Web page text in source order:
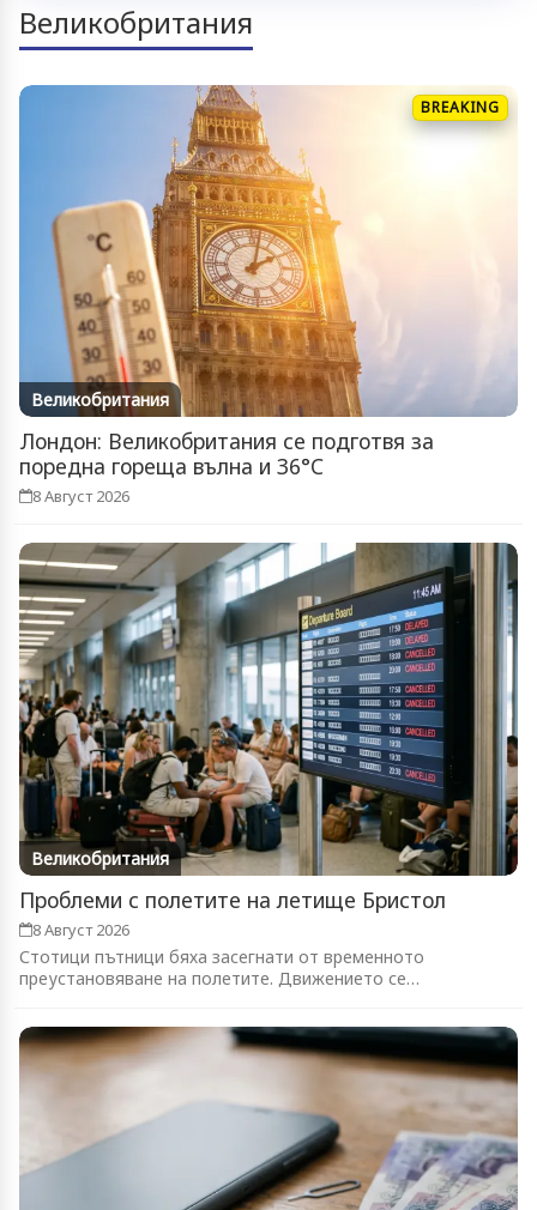
Великобритания
BREAKING
Великобритания
Лондон: Великобритания се подготвя за
поредна гореща вълна и 36°C
8 Август 2026
Великобритания
Проблеми с полетите на летище Бристол
8 Август 2026
Стотици пътници бяха засегнати от временното
преустановяване на полетите. Движението се